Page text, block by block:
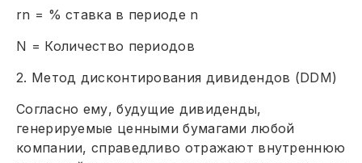
rn = % ставка в периоде n
N = Количество периодов
2. Метод дисконтирования дивидендов (DDM)
Согласно ему, будущие дивиденды,
генерируемые ценными бумагами любой
компании, справедливо отражают внутреннюю